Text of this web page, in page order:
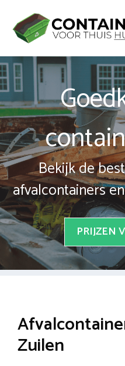
naar
inhoud
Bekijk de
afvalcontainers
PRIJZEN
Zuilen